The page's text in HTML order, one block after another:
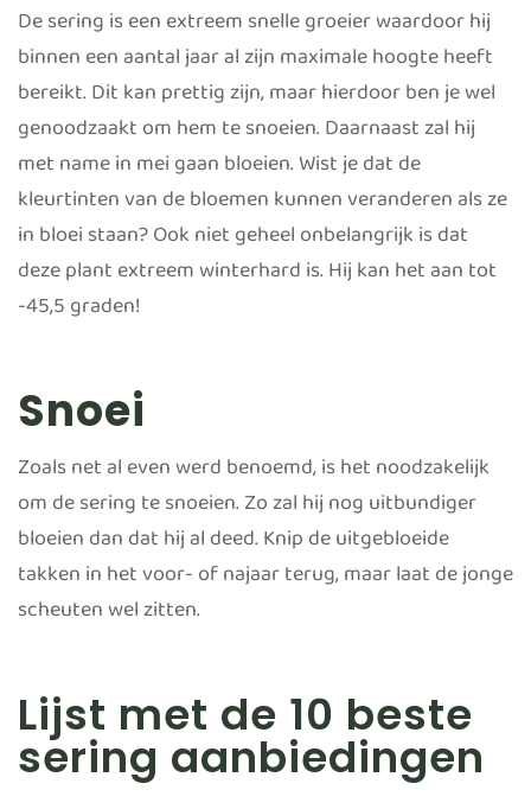
De sering is een extreem snelle groeier waardoor hij
binnen een aantal jaar al zijn maximale hoogte heeft
bereikt. Dit kan prettig zijn, maar hierdoor ben je wel
genoodzaakt om hem te snoeien. Daarnaast zal hij
met name in mei gaan bloeien. Wist je dat de
kleurtinten van de bloemen kunnen veranderen als ze
in bloei staan? Ook niet geheel onbelangrijk is dat
deze plant extreem winterhard is. Hij kan het aan tot
-45,5 graden!
Snoei
Zoals net al even werd benoemd, is het noodzakelijk
om de sering te snoeien. Zo zal hij nog uitbundiger
bloeien dan dat hij al deed. Knip de uitgebloeide
takken in het voor- of najaar terug, maar laat de jonge
scheuten wel zitten.
Lijst met de 10 beste
sering aanbiedingen